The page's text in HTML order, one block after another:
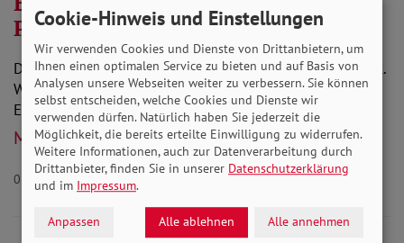
Pellets und Kohle
Die Gas- und Strompreisbremsen sind seit März im Kraft.
Wer andere Energieträger nutzt, soll ab Mai Anträge zur
Entlastung bei den Kosten stellen…
Mehr lesen
03.04.2023 Aktuelles
Cookie-Hinweis und Einstellungen
Wir verwenden Cookies und Dienste von Drittanbietern, um
Ihnen einen optimalen Service zu bieten und auf Basis von
Analysen unsere Webseiten weiter zu verbessern. Sie können
selbst entscheiden, welche Cookies und Dienste wir
verwenden dürfen. Natürlich haben Sie jederzeit die
Möglichkeit, die bereits erteilte Einwilligung zu widerrufen.
Weitere Informationen, auch zur Datenverarbeitung durch
Drittanbieter, finden Sie in unserer Datenschutzerklärung
und im Impressum.
Anpassen Alle ablehnen Alle annehmen